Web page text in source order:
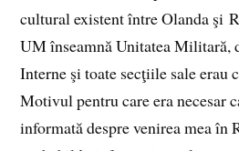
cultural existent între Olanda şi
UM înseamnă Unitatea Militară,
Interne şi toate secţiile sale erau
Motivul pentru care era necesar
informată despre venirea mea în